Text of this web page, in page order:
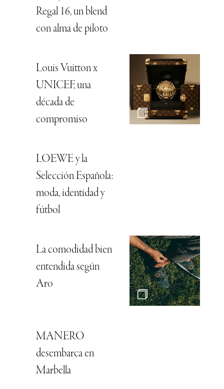
Regal 16, un blend
con alma de piloto
Louis Vuitton x
UNICEF, una
década de
compromiso
LOEWE y la
Selección Española:
moda, identidad y
fútbol
La comodidad bien
entendida según
Aro
MANERO
desembarca en
Marbella